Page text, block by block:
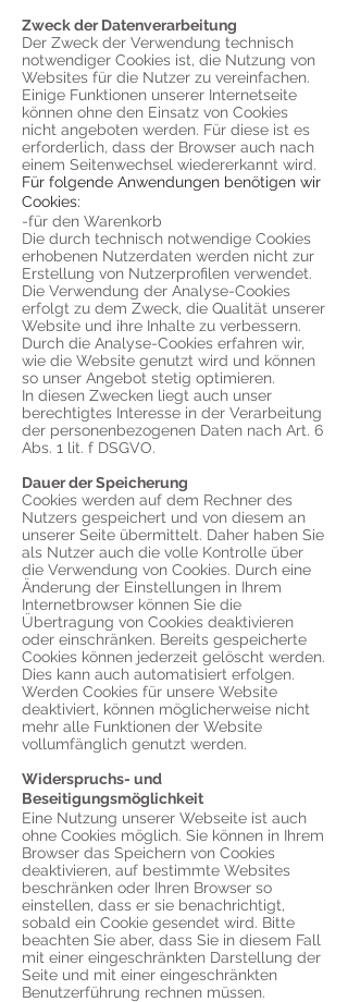
Zweck der Datenverarbeitung
Der Zweck der Verwendung technisch
notwendiger Cookies ist, die Nutzung von
Websites für die Nutzer zu vereinfachen.
Einige Funktionen unserer Internetseite
können ohne den Einsatz von Cookies
nicht angeboten werden. Für diese ist es
erforderlich, dass der Browser auch nach
einem Seitenwechsel wiedererkannt wird.
Für folgende Anwendungen benötigen wir
Cookies:
-für den Warenkorb
Die durch technisch notwendige Cookies
erhobenen Nutzerdaten werden nicht zur
Erstellung von Nutzerprofilen verwendet.
Die Verwendung der Analyse-Cookies
erfolgt zu dem Zweck, die Qualität unserer
Website und ihre Inhalte zu verbessern.
Durch die Analyse-Cookies erfahren wir,
wie die Website genutzt wird und können
so unser Angebot stetig optimieren.
In diesen Zwecken liegt auch unser
berechtigtes Interesse in der Verarbeitung
der personenbezogenen Daten nach Art. 6
Abs. 1 lit. f DSGVO.
Dauer der Speicherung
Cookies werden auf dem Rechner des
Nutzers gespeichert und von diesem an
unserer Seite übermittelt. Daher haben Sie
als Nutzer auch die volle Kontrolle über
die Verwendung von Cookies. Durch eine
Änderung der Einstellungen in Ihrem
Internetbrowser können Sie die
Übertragung von Cookies deaktivieren
oder einschränken. Bereits gespeicherte
Cookies können jederzeit gelöscht werden.
Dies kann auch automatisiert erfolgen.
Werden Cookies für unsere Website
deaktiviert, können möglicherweise nicht
mehr alle Funktionen der Website
vollumfänglich genutzt werden.
Widerspruchs- und
Beseitigungsmöglichkeit
Eine Nutzung unserer Webseite ist auch
ohne Cookies möglich. Sie können in Ihrem
Browser das Speichern von Cookies
deaktivieren, auf bestimmte Websites
beschränken oder Ihren Browser so
einstellen, dass er sie benachrichtigt,
sobald ein Cookie gesendet wird. Bitte
beachten Sie aber, dass Sie in diesem Fall
mit einer eingeschränkten Darstellung der
Seite und mit einer eingeschränkten
Benutzerführung rechnen müssen.